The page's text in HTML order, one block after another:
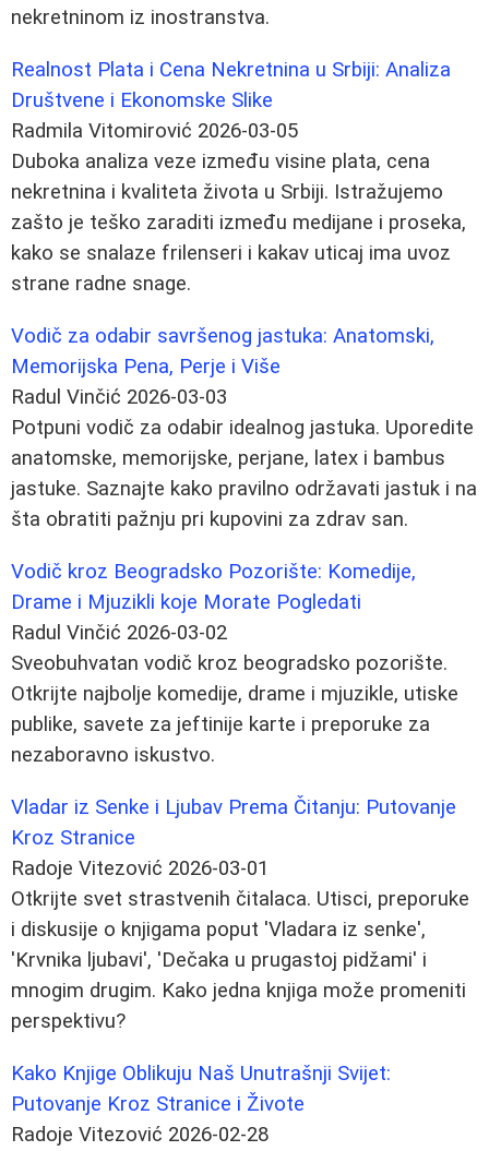
nekretninom iz inostranstva.
Realnost Plata i Cena Nekretnina u Srbiji: Analiza
Društvene i Ekonomske Slike
Radmila Vitomirović 2026-03-05
Duboka analiza veze između visine plata, cena
nekretnina i kvaliteta života u Srbiji. Istražujemo
zašto je teško zaraditi između medijane i proseka,
kako se snalaze frilenseri i kakav uticaj ima uvoz
strane radne snage.
Vodič za odabir savršenog jastuka: Anatomski,
Memorijska Pena, Perje i Više
Radul Vinčić 2026-03-03
Potpuni vodič za odabir idealnog jastuka. Uporedite
anatomske, memorijske, perjane, latex i bambus
jastuke. Saznajte kako pravilno održavati jastuk i na
šta obratiti pažnju pri kupovini za zdrav san.
Vodič kroz Beogradsko Pozorište: Komedije,
Drame i Mjuzikli koje Morate Pogledati
Radul Vinčić 2026-03-02
Sveobuhvatan vodič kroz beogradsko pozorište.
Otkrijte najbolje komedije, drame i mjuzikle, utiske
publike, savete za jeftinije karte i preporuke za
nezaboravno iskustvo.
Vladar iz Senke i Ljubav Prema Čitanju: Putovanje
Kroz Stranice
Radoje Vitezović 2026-03-01
Otkrijte svet strastvenih čitalaca. Utisci, preporuke
i diskusije o knjigama poput 'Vladara iz senke',
'Krvnika ljubavi', 'Dečaka u prugastoj pidžami' i
mnogim drugim. Kako jedna knjiga može promeniti
perspektivu?
Kako Knjige Oblikuju Naš Unutrašnji Svijet:
Putovanje Kroz Stranice i Živote
Radoje Vitezović 2026-02-28